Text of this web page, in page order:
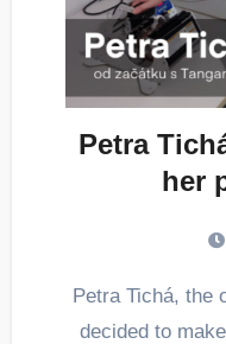
Petra
her
Petra Tichá, the owner of fotodarkyticha.cz,
decided to